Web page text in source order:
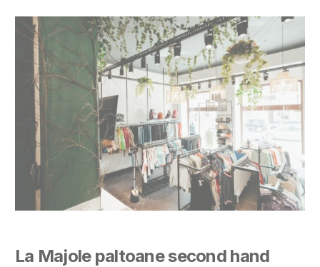
La Majole paltoane second hand